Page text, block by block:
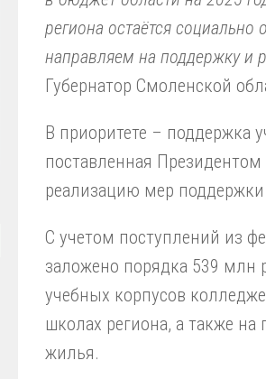
региона остаётся
направляем на поддержку и
Губернатор Смоленской
В приоритете – поддержка
поставленная
реализацию мер
С учетом поступлений из
заложено порядка 539 млн
учебных корпусов
школах региона, а также на
жилья.